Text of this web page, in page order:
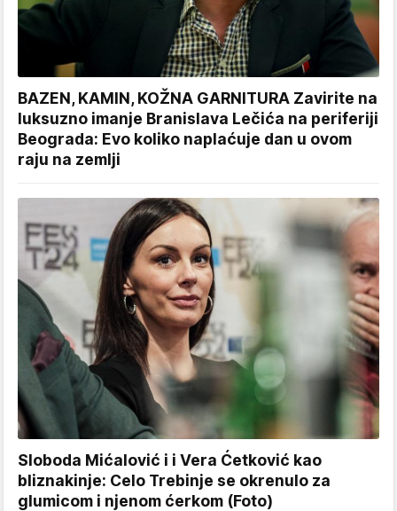
BAZEN, KAMIN, KOŽNA GARNITURA Zavirite na
luksuzno imanje Branislava Lečića na periferiji
Beograda: Evo koliko naplaćuje dan u ovom
raju na zemlji
Sloboda Mićalović i i Vera Ćetković kao
bliznakinje: Celo Trebinje se okrenulo za
glumicom i njenom ćerkom (Foto)